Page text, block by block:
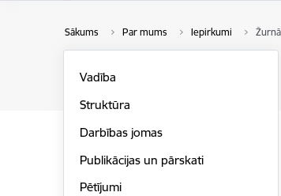
Sākums Par mums Iepirkumi
Vadība
Struktūra
Darbības jomas
Publikācijas un pārskati
Pētījumi